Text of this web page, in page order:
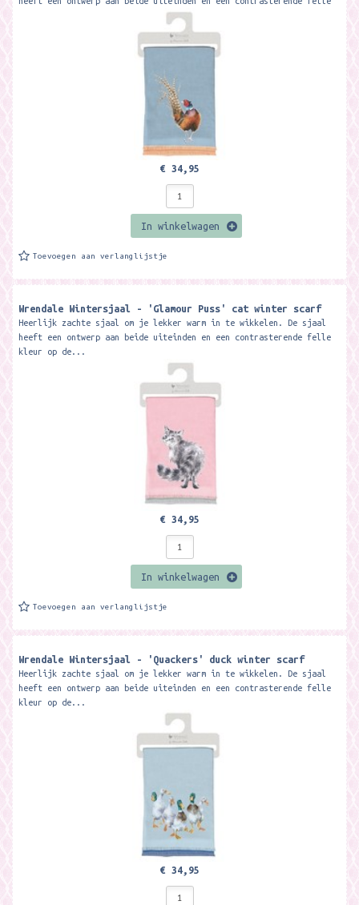
€ 34,95
In winkelwagen
Toevoegen aan verlanglijstje
Wrendale Wintersjaal - 'Glamour Puss' cat winter scarf
Heerlijk zachte sjaal om je lekker warm in te wikkelen. De sjaal
heeft een ontwerp aan beide uiteinden en een contrasterende felle
kleur op de...
€ 34,95
In winkelwagen
Toevoegen aan verlanglijstje
Wrendale Wintersjaal - 'Quackers' duck winter scarf
Heerlijk zachte sjaal om je lekker warm in te wikkelen. De sjaal
heeft een ontwerp aan beide uiteinden en een contrasterende felle
kleur op de...
€ 34,95